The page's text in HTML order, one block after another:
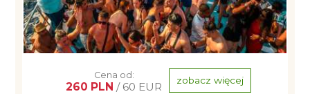
Cena od:
260 PLN / 60 EUR zobacz więcej